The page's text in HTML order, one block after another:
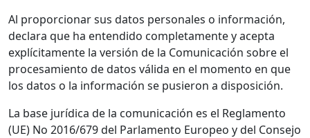
Al proporcionar sus datos personales o información,
declara que ha entendido completamente y acepta
explícitamente la versión de la Comunicación sobre el
procesamiento de datos válida en el momento en que
los datos o la información se pusieron a disposición.
La base jurídica de la comunicación es el Reglamento
(UE) No 2016/679 del Parlamento Europeo y del Consejo